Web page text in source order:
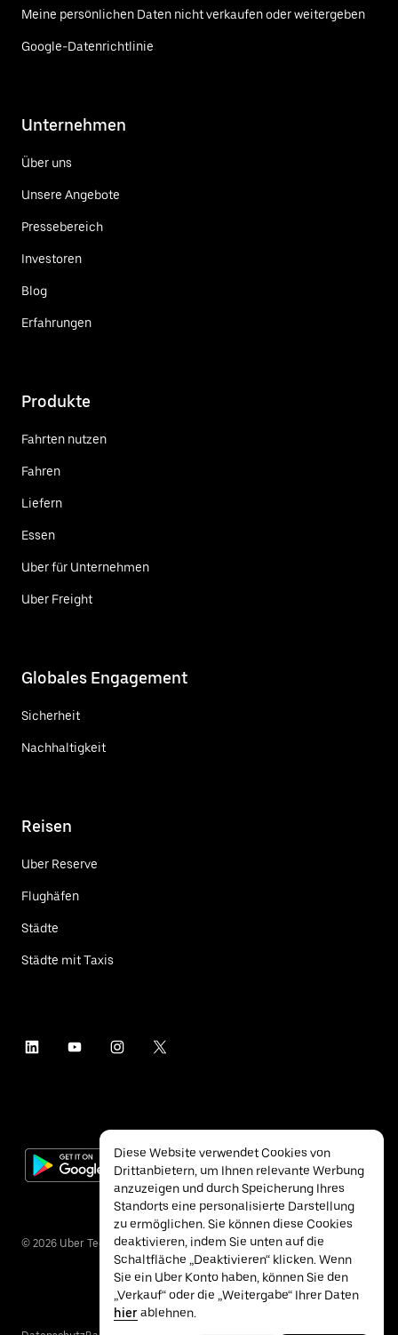
Meine persönlichen Daten nicht verkaufen oder weitergeben
Google-Datenrichtlinie
Unternehmen
Über uns
Unsere Angebote
Pressebereich
Investoren
Blog
Erfahrungen
Produkte
Fahrten nutzen
Fahren
Liefern
Essen
Uber für Unternehmen
Uber Freight
Globales Engagement
Sicherheit
Nachhaltigkeit
Reisen
Uber Reserve
Flughäfen
Städte
Städte mit Taxis
© 2026 Uber Technologies Inc.
Diese Website verwendet Cookies von
Drittanbietern, um Ihnen relevante Werbung
anzuzeigen und durch Speicherung Ihres
Standorts eine personalisierte Darstellung
zu ermöglichen. Sie können diese Cookies
deaktivieren, indem Sie unten auf die
Schaltfläche „Deaktivieren“ klicken. Wenn
Sie ein Uber Konto haben, können Sie den
„Verkauf“ oder die „Weitergabe“ Ihrer Daten
hierablehnen.